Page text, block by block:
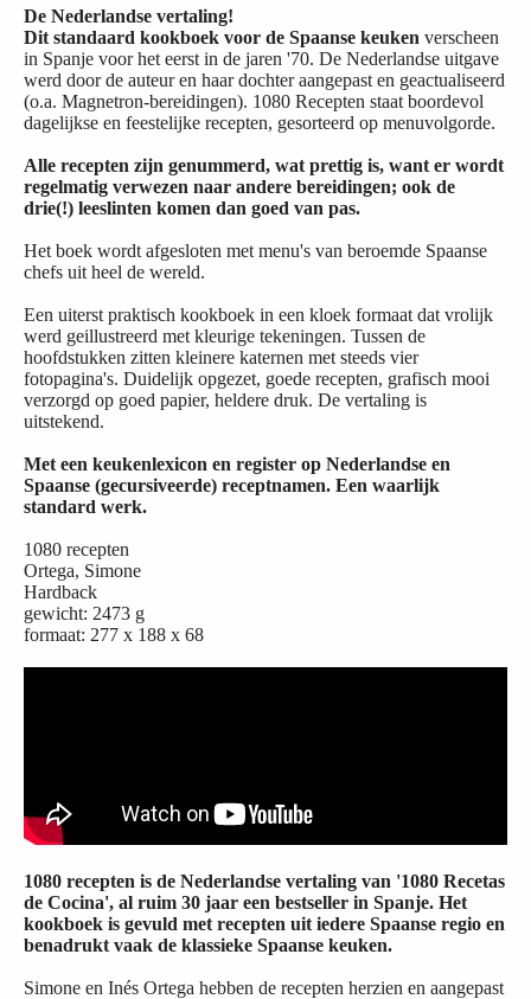
De Nederlandse vertaling!
Dit standaard kookboek voor de Spaanse keuken verscheen
in Spanje voor het eerst in de jaren '70. De Nederlandse uitgave
werd door de auteur en haar dochter aangepast en geactualiseerd
(o.a. Magnetron-bereidingen). 1080 Recepten staat boordevol
dagelijkse en feestelijke recepten, gesorteerd op menuvolgorde.
Alle recepten zijn genummerd, wat prettig is, want er wordt
regelmatig verwezen naar andere bereidingen; ook de
drie(!) leeslinten komen dan goed van pas.
Het boek wordt afgesloten met menu's van beroemde Spaanse
chefs uit heel de wereld.
Een uiterst praktisch kookboek in een kloek formaat dat vrolijk
werd geillustreerd met kleurige tekeningen. Tussen de
hoofdstukken zitten kleinere katernen met steeds vier
fotopagina's. Duidelijk opgezet, goede recepten, grafisch mooi
verzorgd op goed papier, heldere druk. De vertaling is
uitstekend.
Met een keukenlexicon en register op Nederlandse en
Spaanse (gecursiveerde) receptnamen. Een waarlijk
standard werk.
1080 recepten
Ortega, Simone
Hardback
gewicht: 2473 g
formaat: 277 x 188 x 68
1080 recepten is de Nederlandse vertaling van '1080 Recetas
de Cocina', al ruim 30 jaar een bestseller in Spanje. Het
kookboek is gevuld met recepten uit iedere Spaanse regio en
benadrukt vaak de klassieke Spaanse keuken.
Simone en Inés Ortega hebben de recepten herzien en aangepast